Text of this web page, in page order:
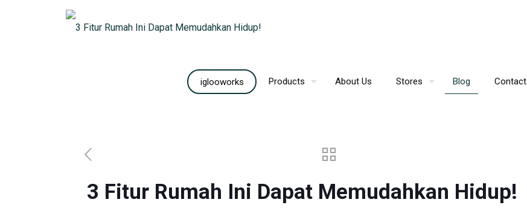
iglooworks Products About Us Stores Blog Contact
3 Fitur Rumah Ini Dapat Memudahkan Hidup!